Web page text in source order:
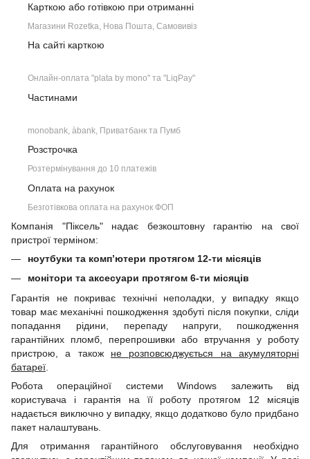
Карткою або готівкою при отриманні
Магазини Rozetka, Нова Пошта, Самовивіз
На сайті карткою
Онлайн-оплата "plata by mono" та "LiqPay"
Частинами
monobank, àbank, Приватбанк та Пумб
Розстрочка
Розтермінування до 10 платежів
Оплата на рахунок
Безготівкова оплата на рахунок ФОП
Компанія "Піксель" надає безкоштовну гарантію на свої
пристрої терміном:
ноутбуки та комп’ютери протягом 12-ти місяців
монітори та аксесуари протягом 6-ти місяців
Гарантія не покриває технічні неполадки, у випадку якщо
товар має механічні пошкодження здобуті після покупки, сліди
попадання рідини, перепаду напруги, пошкодження
гарантійних пломб, перепрошивки або втручання у роботу
пристрою, а також не розповсюджується на акумуляторні
батареї
Робота операційної системи Windows залежить від
користувача і гарантія на її роботу протягом 12 місяців
надається виключно у випадку, якщо додатково було придбано
пакет налаштувань.
Для отримання гарантійного обслуговування необхідно